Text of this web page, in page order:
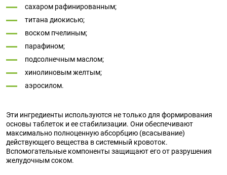
сахаром рафинированным;
титана диокисью;
воском пчелиным;
парафином;
подсолнечным маслом;
хинолиновым желтым;
аэросилом.
Эти ингредиенты используются не только для формирования
основы таблеток и ее стабилизации. Они обеспечивают
максимально полноценную абсорбцию (всасывание)
действующего вещества в системный кровоток.
Вспомогательные компоненты защищают его от разрушения
желудочным соком.